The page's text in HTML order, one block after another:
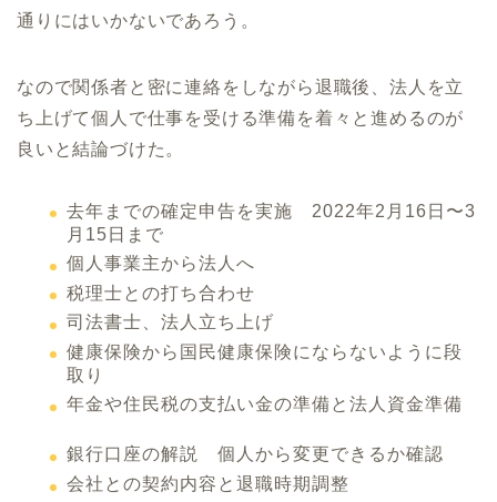
通りにはいかないであろう。
なので関係者と密に連絡をしながら退職後、法人を立
ち上げて個人で仕事を受ける準備を着々と進めるのが
良いと結論づけた。
去年までの確定申告を実施 2022年2月16日〜3
月15日まで
個人事業主から法人へ
税理士との打ち合わせ
司法書士、法人立ち上げ
健康保険から国民健康保険にならないように段
取り
年金や住民税の支払い金の準備と法人資金準備
銀行口座の解説 個人から変更できるか確認
会社との契約内容と退職時期調整